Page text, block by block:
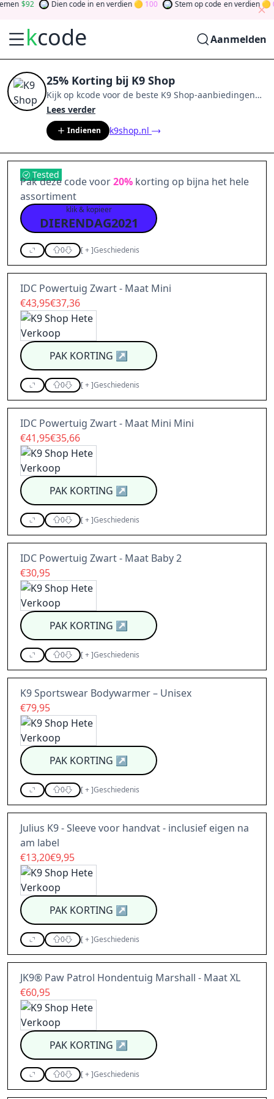
92 Dien code in en verdien 100 Stem op code en verdien 0
kcode Aanmelden
25% Korting bij K9 Shop
Kijk op kcode voor de beste K9 Shop-aanbiedingen
vanaug 2026
tokens door bij te dragen via stemmen, testen, delen
en meer. Drehen Sie den Glücksklee
Sie Geld
Lees verder
Indienen k9shop.nl
Tested
Pak deze code voor20% korting op bijna het hele
assortiment
klik & kopieer
DIERENDAG2021
0 [+]Geschiedenis
IDC Powertuig Zwart - Maat Mini
€43,95€37,36
PAK KORTING ↗
0 [+]Geschiedenis
IDC Powertuig Zwart - Maat Mini Mini
€41,95€35,66
PAK KORTING ↗
0 [+]Geschiedenis
IDC Powertuig Zwart - Maat Baby 2
€30,95
PAK KORTING ↗
0 [+]Geschiedenis
K9 Sportswear Bodywarmer – Unisex
€79,95
PAK KORTING ↗
0 [+]Geschiedenis
Julius K9 - Sleeve voor handvat - inclusief eigen na
am label
€13,20€9,95
PAK KORTING ↗
0 [+]Geschiedenis
JK9® Paw Patrol Hondentuig Marshall - Maat XL
€60,95
PAK KORTING ↗
0 [+]Geschiedenis